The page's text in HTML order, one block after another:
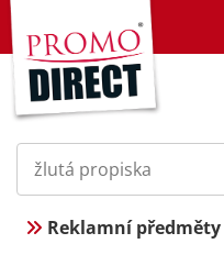
Reklamní předměty